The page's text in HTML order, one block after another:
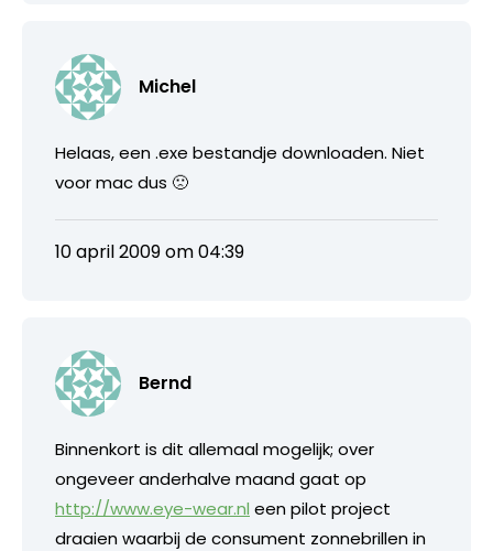
Michel
Helaas, een .exe bestandje downloaden. Niet
voor mac dus 🙁
10 april 2009 om 04:39
Bernd
Binnenkort is dit allemaal mogelijk; over
ongeveer anderhalve maand gaat op
http://www.eye-wear.nl een pilot project
draaien waarbij de consument zonnebrillen in